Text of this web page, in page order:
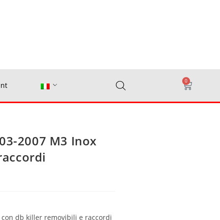
0
2007 M3 Inox
db killer removibili e raccordi